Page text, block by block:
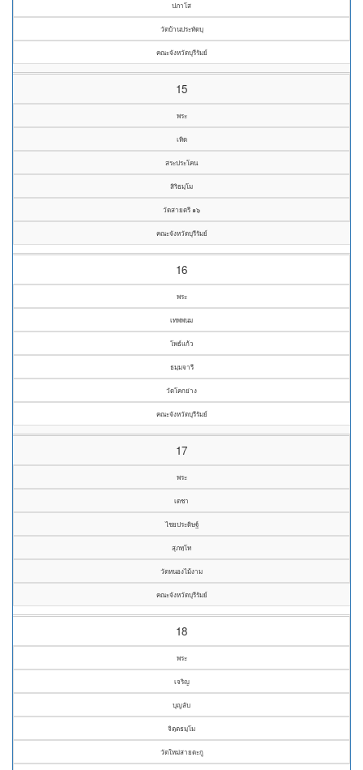
ปภาโส
วัดบ้านประทัดบุ
คณะจังหวัดบุรีรัมย์
15
พระ
เทิด
สระประโคน
สิริธมฺโม
วัดสายตรี ๑๖
คณะจังหวัดบุรีรัมย์
16
พระ
เทพพนม
โพธ์แก้ว
ธมฺมจารี
วัดโคกย่าง
คณะจังหวัดบุรีรัมย์
17
พระ
เดชา
ไชยประดิษฐ์
สุภทฺโท
วัดหนองไม้งาม
คณะจังหวัดบุรีรัมย์
18
พระ
เจริญ
บุญลับ
จิตฺตธมฺโม
วัดใหม่สายตะกู